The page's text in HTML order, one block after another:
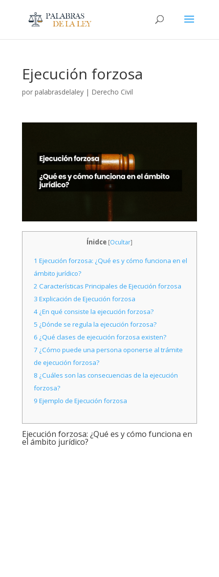
Ejecución forzosa
por palabrasdelaley| Derecho Civil
Ínidce [Ocultar]
1 Ejecución forzosa: ¿Qué es y cómo funciona en el
ámbito jurídico?
2 Características Principales de Ejecución forzosa
3 Explicación de Ejecución forzosa
4 ¿En qué consiste la ejecución forzosa?
5 ¿Dónde se regula la ejecución forzosa?
6 ¿Qué clases de ejecución forzosa existen?
7 ¿Cómo puede una persona oponerse al trámite
de ejecución forzosa?
8 ¿Cuáles son las consecuencias de la ejecución
forzosa?
9 Ejemplo de Ejecución forzosa
Ejecución forzosa: ¿Qué es y cómo funciona en
el ámbito jurídico?